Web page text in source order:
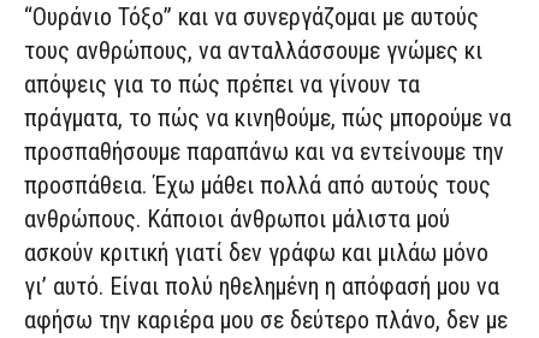
“Ουράνιο Τόξο” και να συνεργάζομαι με αυτούς
τους ανθρώπους, να ανταλλάσσουμε γνώμες κι
απόψεις για το πώς πρέπει να γίνουν τα
πράγματα, το πώς να κινηθούμε, πώς μπορούμε να
προσπαθήσουμε παραπάνω και να εντείνουμε την
προσπάθεια. Έχω μάθει πολλά από αυτούς τους
ανθρώπους. Κάποιοι άνθρωποι μάλιστα μού
ασκούν κριτική γιατί δεν γράφω και μιλάω μόνο
γι’ αυτό. Είναι πολύ ηθελημένη η απόφασή μου να
αφήσω την καριέρα μου σε δεύτερο πλάνο, δεν με